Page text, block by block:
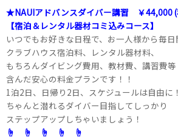
★NAUIアドバンスダイバー講習 ￥44,000
【宿泊＆レンタル器材コミ込みコース】
いつでもお好きな日程で、お一人様から毎日
クラブハウス宿泊料、レンタル器材料、
もちろんダイビング費用、教材費、講習費等
含んだ安心の料金プランです！！
1泊2日、日帰り2日、スケジュールは自由に！
ちゃんと潜れるダイバー目指してしっかり
ステップアップしちゃいましょう！
☝ ☝ ☝ ☝ ☝